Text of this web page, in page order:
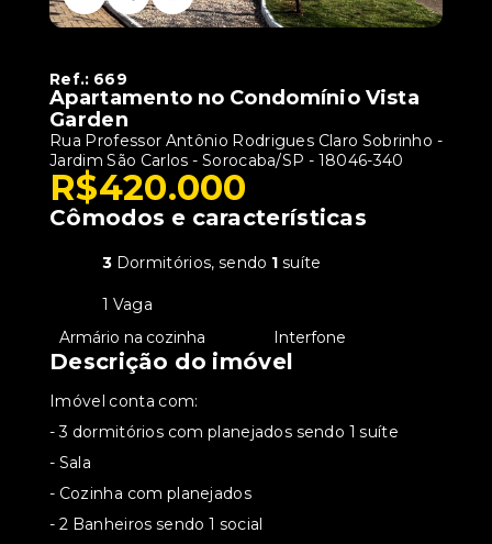
Ref.: 669
Apartamento no Condomínio Vista
Garden
Rua Professor Antônio Rodrigues Claro Sobrinho -
Jardim São Carlos - Sorocaba/SP - 18046-340
R$420.000
Cômodos e características
3 Dormitórios, sendo 1 suíte
1 Vaga
Armário na cozinha Interfone
Descrição do imóvel
Imóvel conta com:
- 3 dormitórios com planejados sendo 1 suíte
- Sala
- Cozinha com planejados
- 2 Banheiros sendo 1 social